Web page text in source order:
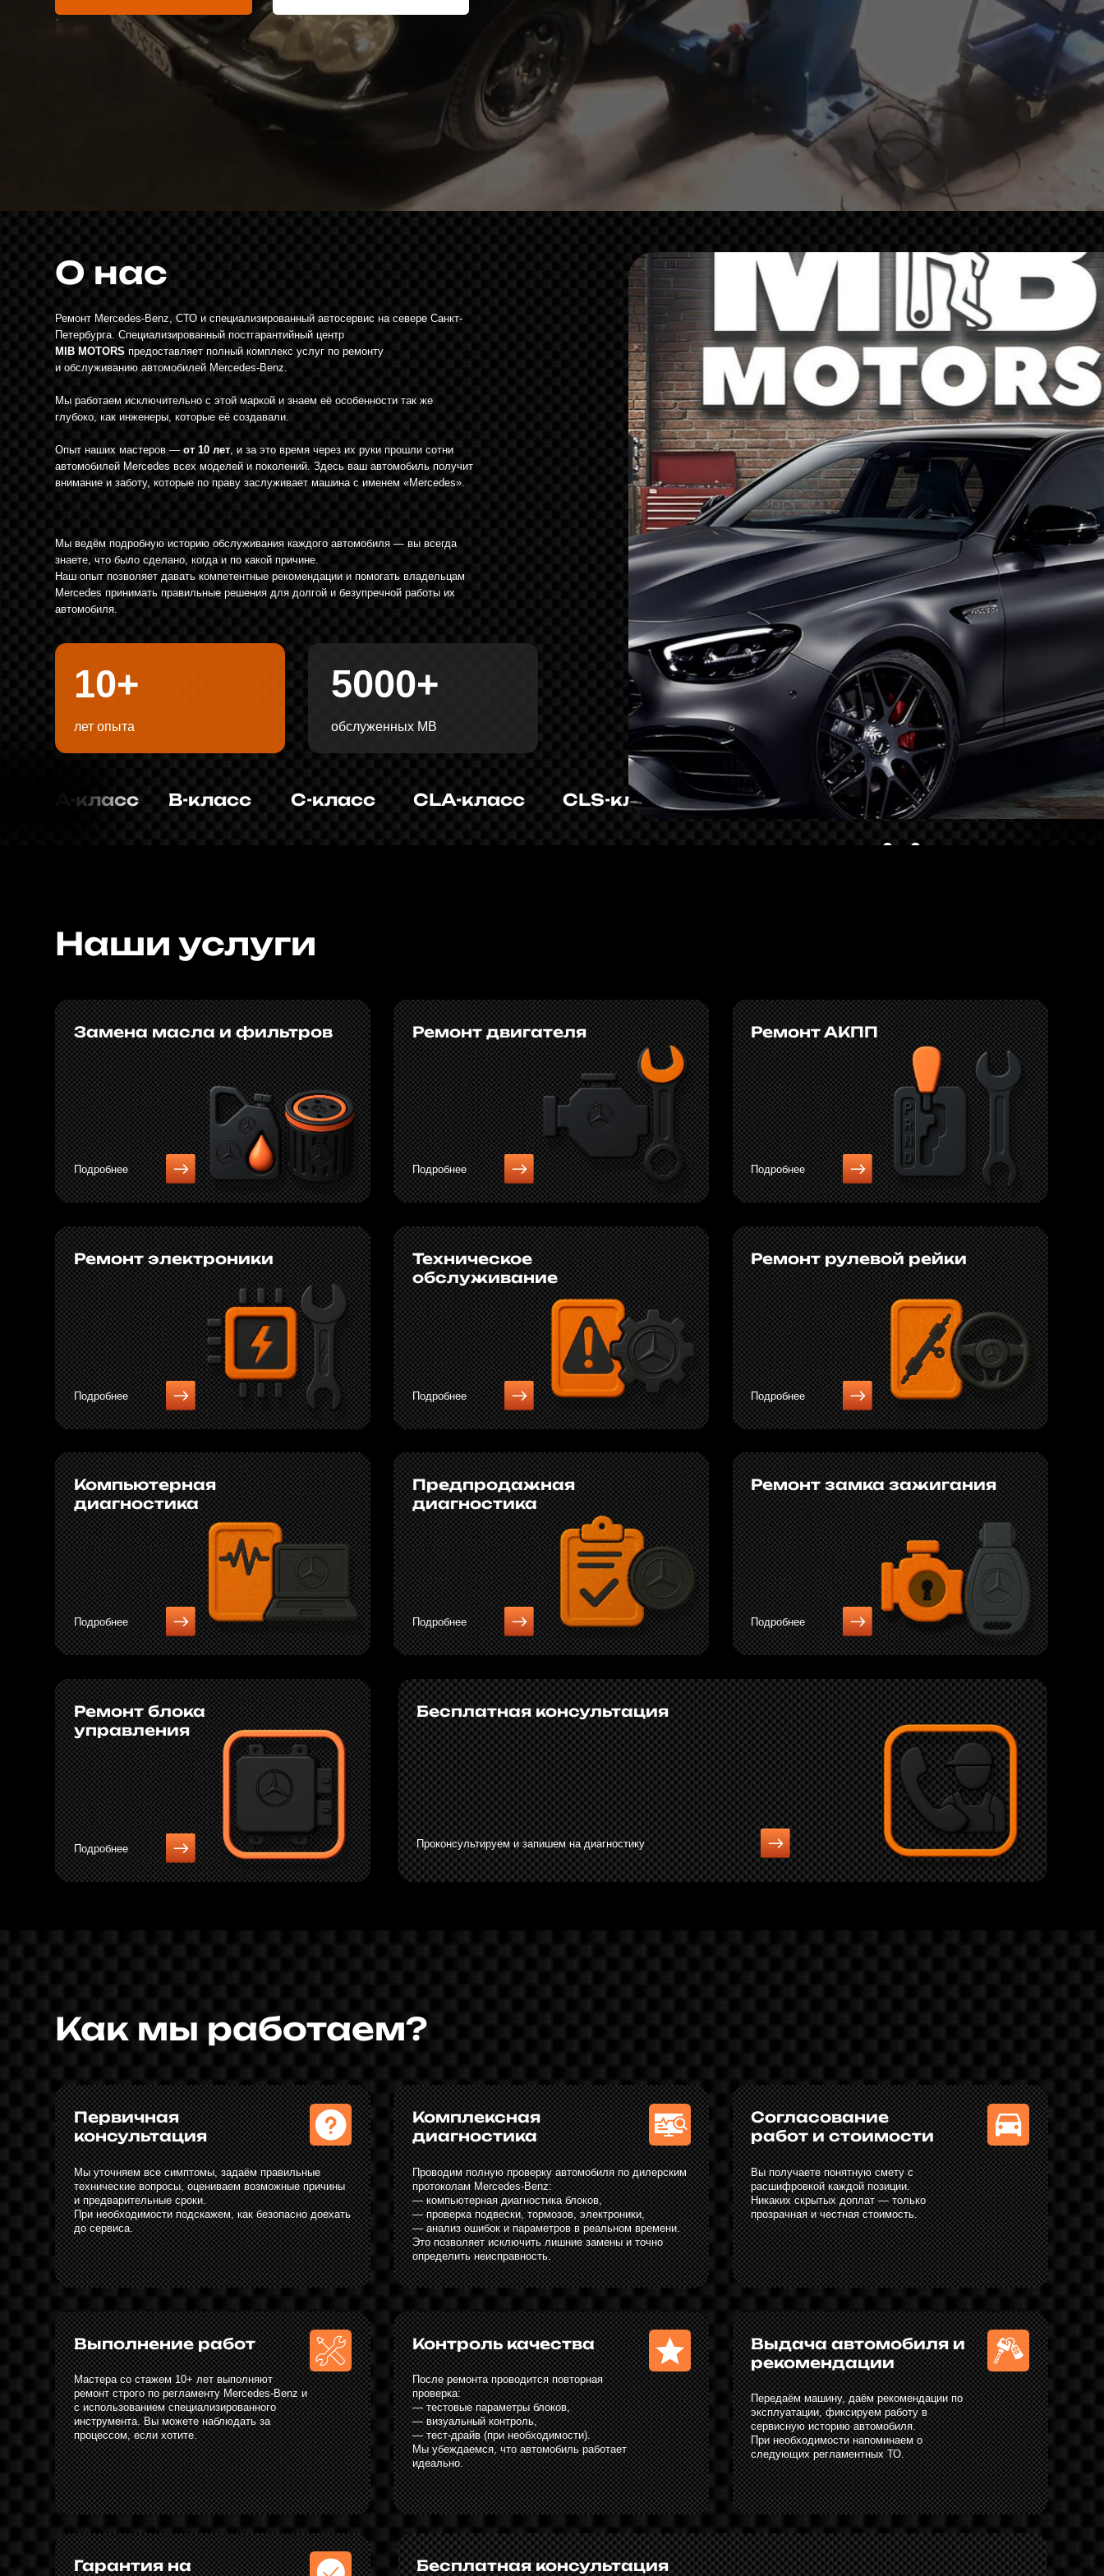
A-класс C-класс CLA-класс E-класс G-класс GL-класс
О нас
Ремонт Mercedes-Benz, СТО и специализированный автосервис на севере Санкт-
Петербурга. Специализированный постгарантийный центр
MIB MOTORS предоставляет полный комплекс услуг по ремонту
и обслуживанию автомобилей Mercedes-Benz.
Мы работаем исключительно с этой маркой и знаем её особенности так же
глубоко, как инженеры, которые её создавали.
Опыт наших мастеров — от 10 лет , и за это время через их руки прошли сотни
автомобилей Mercedes всех моделей и поколений. Здесь ваш автомобиль получит
Мы ведём подробную историю обслуживания каждого автомобиля — вы всегда
знаете, что было сделано, когда и по какой причине.
Наш опыт позволяет давать компетентные рекомендации и помогать владельцам
Mercedes принимать правильные решения для долгой и безупречной работы их
лет опыта
10+ 5000+
Подробнее Подробнее Подробнее
Ремонт электроники Техническое
обслуживание
Ремонт рулевой рейки
Подробнее
Компьютерная
диагностика
Подробнее
Ремонт блока
управления
Предпродажная
диагностика
Подробнее Подробнее
Ремонт замка зажигания
Проконсультируем и запишем на диагностику
Бесплатная консультация
Наши услуги
Первичная
консультация
Комплексная
диагностика
Согласование
работ и стоимости
Мастера со стажем 10+ лет выполняют
ремонт строго по регламенту Mercedes-Benz и
с использованием специализированного
инструмента. Вы можете наблюдать за
процессом, если хотите.
После ремонта проводится повторная
проверка:
— тестовые параметры блоков,
— визуальный контроль,
— тест-драйв (при необходимости).
Мы убеждаемся, что автомобиль работает
идеально.
Контроль качества
Передаём машину, даём рекомендации по
эксплуатации, фиксируем работу в
сервисную историю автомобиля.
При необходимости напоминаем о
следующих регламентных ТО.
Выдача автомобиля и
гарантия от 30 дней до 1 года, в зависимости
от типа ремонта.
Гарантия на
все работы
Проконсультируем и запишем на диагностику
Бесплатная консультация
Как мы работаем?
Наша команда